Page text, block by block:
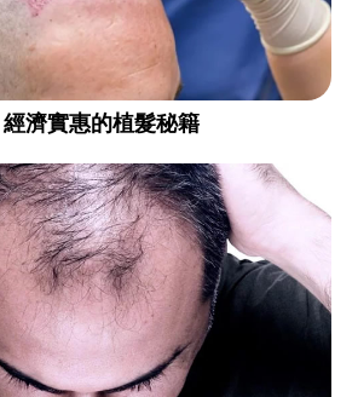
濟實惠的植髮秘籍